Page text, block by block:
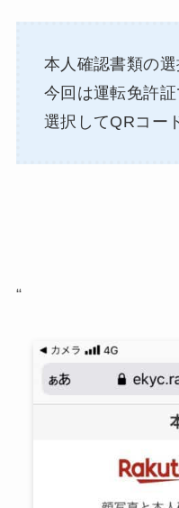
本人確認書類の選
今回は運転免許
選択してQRコー
“